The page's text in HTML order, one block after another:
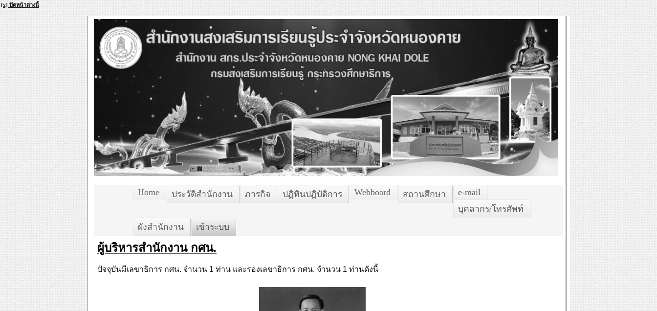
[x] ปิดหน้าต่างนี้
Home ประวัติสำนักงาน ภารกิจ ปฏิทินปฏิบัติการ Webboard สถานศึกษา
e-mail
บุคลากร/โทรศัพท์
ผังสำนักงาน
เข้าระบบ
ผู้บริหารสำนักงาน กศน.
ปัจจุบันมีเลขาธิการ กศน. จำนวน 1 ท่าน และรองเลขาธิการ กศน. จำนวน 1 ท่านดังนี้